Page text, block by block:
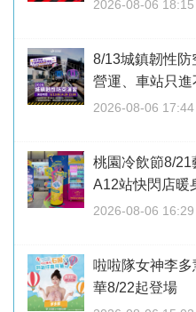
2026-08-06 18:15
8/13城鎮韌性
營運、車站只
2026-08-06 17:44
桃園冷飲節8/
A12站快閃店暖
2026-08-06 16:29
啦啦隊女神李
華8/22起登場